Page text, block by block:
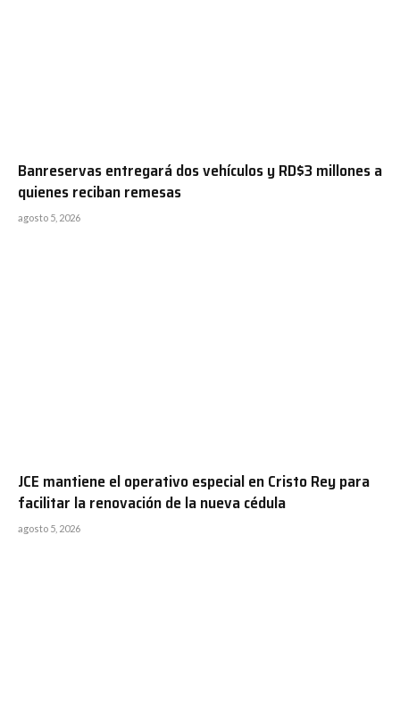
Banreservas entregará dos vehículos y RD$3 millones a
quienes reciban remesas
agosto 5, 2026
JCE mantiene el operativo especial en Cristo Rey para
facilitar la renovación de la nueva cédula
agosto 5, 2026